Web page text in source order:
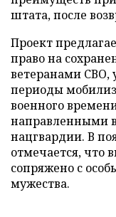
штата, после
Проект
право на
ветеранами СВО,
периоды
военного
направленными
нацгвардии. В
отмечается, что
сопряжено с
мужества.